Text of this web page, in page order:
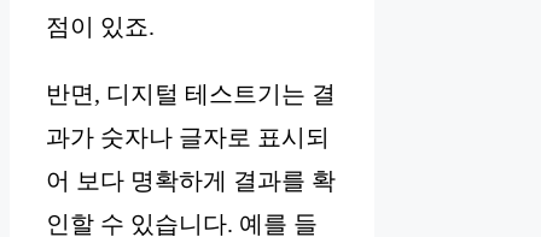
점이 있죠.
반면, 디지털 테스트기는 결
과가 숫자나 글자로 표시되
어 보다 명확하게 결과를 확
인할 수 있습니다. 예를 들